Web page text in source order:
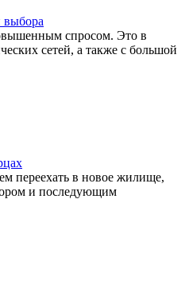
выбора
спросом. Это в
сетей, а также с большой
переехать в новое жилище,
и последующим